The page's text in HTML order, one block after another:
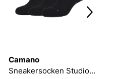
Camano
Sneakersocken Studio-Line Pilates und Yoga